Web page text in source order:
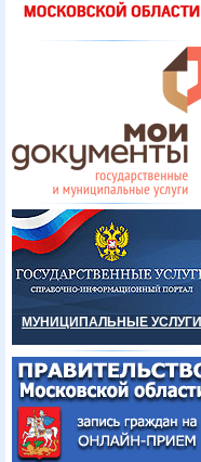
МУНИЦИПАЛЬНЫЕ УСЛУГИ